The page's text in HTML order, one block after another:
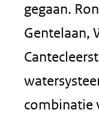
gegaan.
Gentelaan,
combinatie